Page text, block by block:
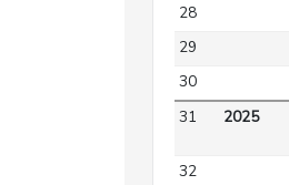
28
29
30
31
2025
32